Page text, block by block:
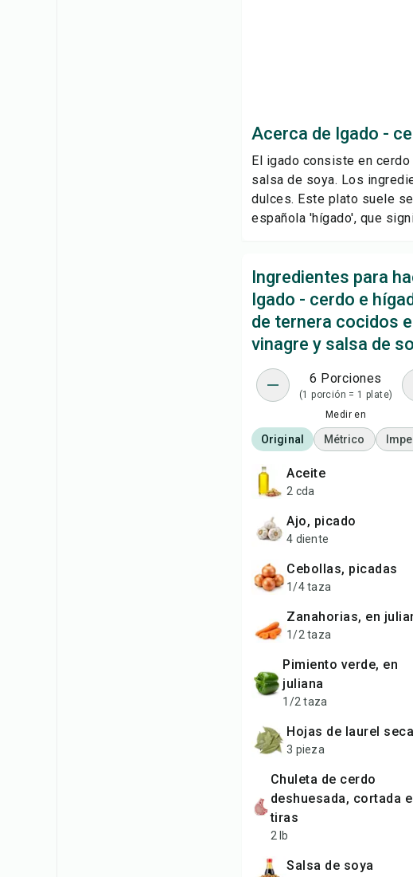
Acerca de Igado -
El igado consiste en
salsa de soya. Los
dulces. Este plato suele
española 'hígado', que
Ingredientes para
Igado - cerdo e
de ternera cocidos
vinagre y salsa de
6 Porciones
(1 porción = 1 plate)
Medir en
Original Métrico
aceite
2 cda
ajo, picado
4 diente
cebollas, picadas
1/4 taza
zanahorias, en
1/2 taza
pimiento verde, en
juliana
1/2 taza
hojas de laurel
3 pieza
chuleta de cerdo
deshuesada, cortada
tiras
2 lb
salsa de soya